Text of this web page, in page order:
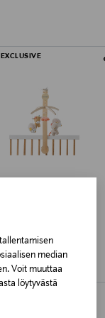
median
Voit muuttaa
löytyvästä
lelu
numero-
Soiva mobile, puinen
Price